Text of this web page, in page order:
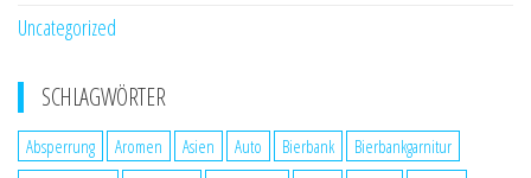
Uncategorized
SCHLAGWÖRTER
Absperrung Aromen Asien Auto Bierbank
Bierbankgarnitur